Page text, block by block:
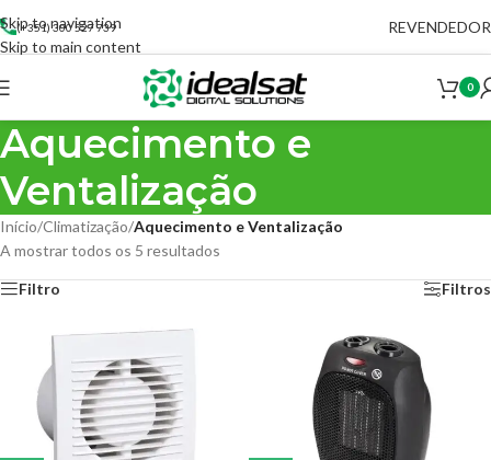
Skip to navigation
Skip to main content
(+351) 300 527 739 REVENDEDOR
0
Aquecimento e
Ventalização
Início/Climatização/Aquecimento e Ventalização
A mostrar todos os 5 resultados
Filtro Filtros